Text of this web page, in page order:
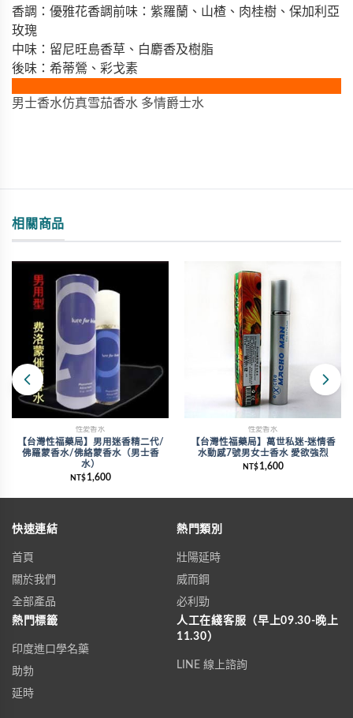
香調：優雅花香調前味：紫羅蘭、山楂、肉桂樹、保加利亞
玫瑰
中味：留尼旺島香草、白麝香及樹脂
後味：希蒂鶯、彩戈素
男士香水仿真雪茄香水 多情爵士水
相關商品
性愛香水
【台灣性福藥局】男用迷香精二代/
佛羅蒙香水/佛絡蒙香水（男士香
水）
NT$ 1,600
性愛香水
【台灣性福藥局】萬世私迷-迷情香
水動感7號男女士香水 愛欲強烈
NT$ 1,600
快速連結
首頁
關於我們
全部產品
熱門類別
壯陽延時
威而鋼
必利勁
熱門標籤
印度進口學名藥
助勃
延時
人工在綫客服（早上09.30-晚上
11.30）
LINE 線上諮詢